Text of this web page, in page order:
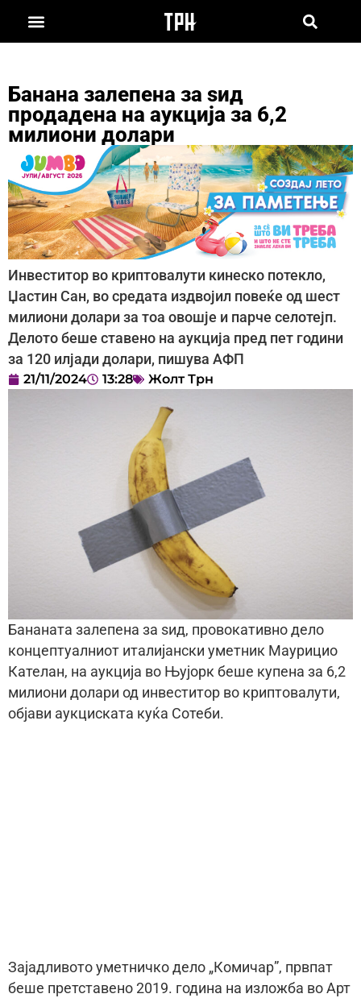
Банана залепена за ѕид
продадена на аукција за 6,2
милиони долари
Инвеститор во криптовалути кинеско потекло,
Џастин Сан, во средата издвојил повеќе од шест
милиони долари за тоа овошје и парче селотејп.
Делото беше ставено на аукција пред пет години
за 120 илјади долари, пишува АФП
21/11/2024 13:28 Жолт Трн
Бананата залепена за ѕид, провокативно дело
концептуалниот италијански уметник Маурицио
Кателан, на аукција во Њујорк беше купена за 6,2
милиони долари од инвеститор во криптовалути,
објави аукциската куќа Сотеби.
Зајадливото уметничко дело „Комичар”, првпат
беше претставено 2019. година на изложба во Арт